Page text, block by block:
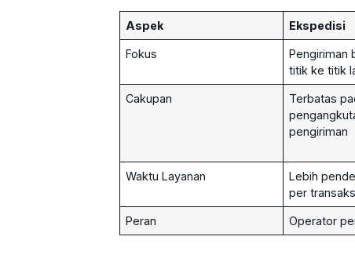
Aspek Ekspedisi
Fokus
Pengiriman
titik ke titik
Cakupan
Terbatas
pengiriman
Waktu Layanan
Lebih
per
Peran Operator